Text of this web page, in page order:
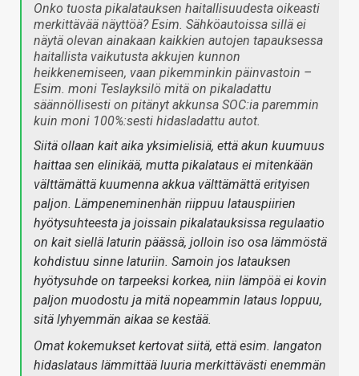
Onko tuosta pikalatauksen haitallisuudesta oikeasti
merkittävää näyttöä? Esim. Sähköautoissa sillä ei
näytä olevan ainakaan kaikkien autojen tapauksessa
haitallista vaikutusta akkujen kunnon
heikkenemiseen, vaan pikemminkin päinvastoin –
Esim. moni Teslayksilö mitä on pikaladattu
säännöllisesti on pitänyt akkunsa SOC:ia paremmin
kuin moni 100%:sesti hidasladattu autot.
Siitä ollaan kait aika yksimielisiä, että akun kuumuus
haittaa sen elinikää, mutta pikalataus ei mitenkään
välttämättä kuumenna akkua välttämättä erityisen
paljon. Lämpeneminenhän riippuu latauspiirien
hyötysuhteesta ja joissain pikalatauksissa regulaatio
on kait siellä laturin päässä, jolloin iso osa lämmöstä
kohdistuu sinne laturiin. Samoin jos latauksen
hyötysuhde on tarpeeksi korkea, niin lämpöä ei kovin
paljon muodostu ja mitä nopeammin lataus loppuu,
sitä lyhyemmän aikaa se kestää.
Omat kokemukset kertovat siitä, että esim. langaton
hidaslataus lämmittää luuria merkittävästi enemmän